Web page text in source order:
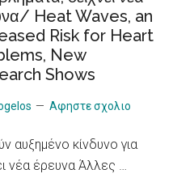
in
the
European
Care
Strategy
Heat Waves, an
Risk for Heart
New
Shows
Αφηστε σχολιο
αυξημένο κίνδυνο για
νέα έρευνα Άλλες …